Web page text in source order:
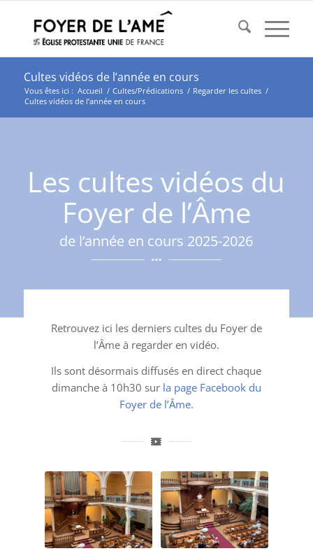
Cultes vidéos de l’année en cours
Vous êtes ici : Accueil / Cultes/Prédications / Regarder les cultes /
Cultes vidéos de l’année en cours
Les cultes vidéos du
Foyer de l’Âme
de l’année en cours 2025-2026
Retrouvez ici les derniers cultes du Foyer de
l’Âme à regarder en vidéo.
Ils sont désormais diffusés en direct chaque
dimanche à 10h30 sur la page Facebook du
Foyer de l’Âme.